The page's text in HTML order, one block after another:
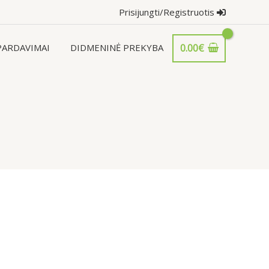
Prisijungti/Registruotis
DIDMENINĖ PREKYBA 0.00€